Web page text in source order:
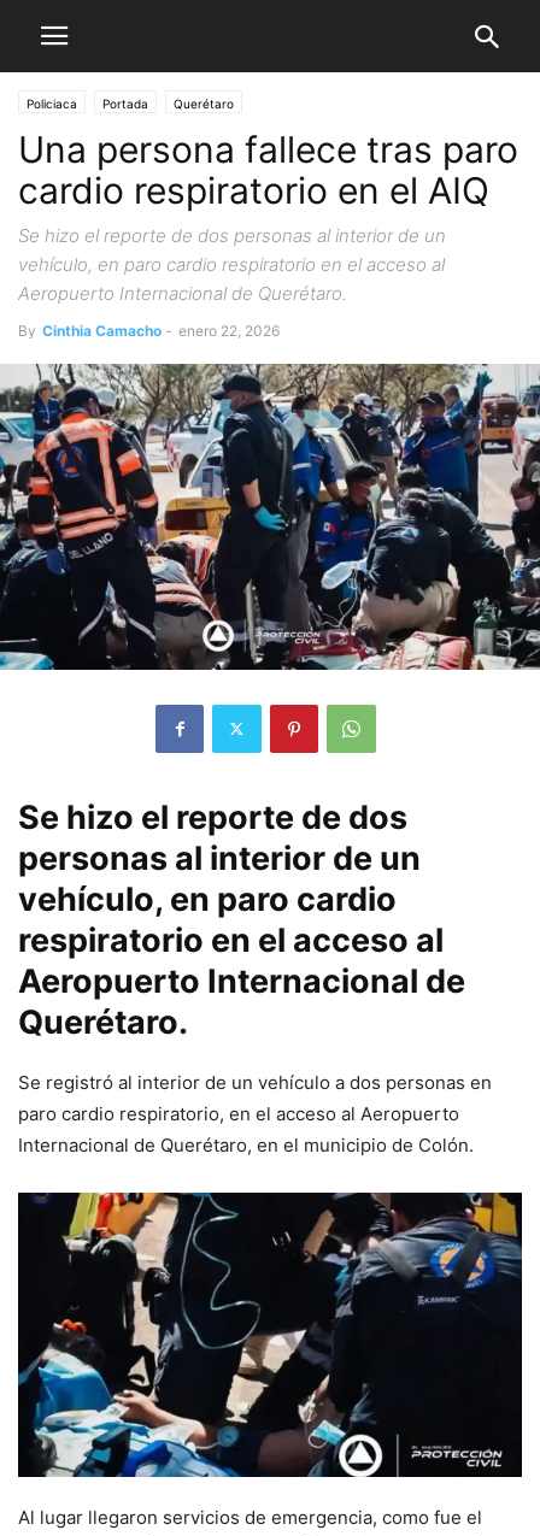
Policiaca Portada Querétaro
Una persona fallece tras paro
cardio respiratorio en el AIQ
Se hizo el reporte de dos personas al interior de un
vehículo, en paro cardio respiratorio en el acceso al
Aeropuerto Internacional de Querétaro.
By Cinthia Camacho - enero 22, 2026
Se hizo el reporte de dos
personas al interior de un
vehículo, en paro cardio
respiratorio en el acceso al
Aeropuerto Internacional de
Querétaro.
Se registró al interior de un vehículo a dos personas en
paro cardio respiratorio, en el acceso al Aeropuerto
Internacional de Querétaro, en el municipio de Colón.
Al lugar llegaron servicios de emergencia, como fue el